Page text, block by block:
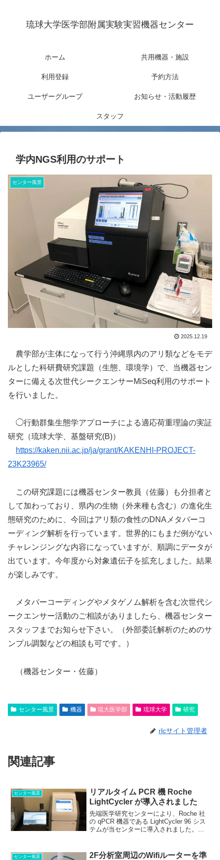
琉球大学医学部附属実験実習機器センター
ホーム 共用機器・施設
利用登録 予約方法
ユーザーグループ お知らせ・活動履歴
スタッフ
学内NGS利用のサポート
センター風景
2025.12.19
農学部が主体になって行う沖縄県内のアリ類などをモデ
ルとした科研費研究課題（生態、環境学）で、当機器セン
ターに備える次世代シークエンサーMiSeq利用のサポート
を行いました。
◯行動群集生態学アプローチによる適応荷重理論の実証
研究（琉球大学、基盤研究(B)）
https://kaken.nii.ac.jp/ja/grant/KAKENHI-PROJECT-
23K23965/
この研究課題には機器センター教員（佐藤）も分担者と
して加わっており、県内の生物（外来種も含む）の進化生
態研究のために、今回はアリ類の食性のDNAメタバーコ
ーディング解析を行っています。世界的にもまだ例がない
チャレンジングな内容になっていますが、順調にデータが
出ています。今年度から対象遺伝子を拡充しました。結果
が楽しみです。
メタバーコーディングやメタゲノム解析を含む次世代シ
ークエンサー活動のご相談がありましたら、機器センター
スタッフまでお知らせ下さい。（外部委託解析のためのサ
ンプル調製などの相談も可です。）
（機器センター・佐藤）
センター風景 機器 琉大医学部 琉球大学 研究
rlcサイト管理者
関連記事
センター風景
リアルタイム PCR 機 Roche
LightCycler が導入されました
先端医学研究センターにより、Roche 社
の qPCR 機器である LightCycler 96 シス
テムが当センターに導入されました。
いやすいですので、新しく使用さ...
センター風景
2F分析室周辺のWifiルーターを準